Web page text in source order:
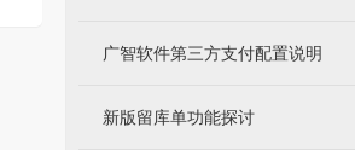
广智软件第三方支付配置说明
新版留库单功能探讨